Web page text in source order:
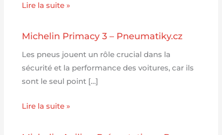
Lire la suite »
Michelin Primacy 3 – Pneumatiky.cz
Les pneus jouent un rôle crucial dans la
sécurité et la performance des voitures, car ils
sont le seul point […]
Lire la suite »